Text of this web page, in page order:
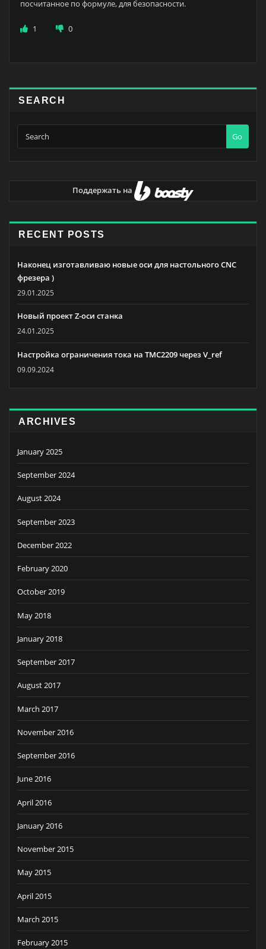
посчитанное по формуле, для безопасности.
1 0
SEARCH
Go
Поддержать на
RECENT POSTS
Наконец изготавливаю новые оси для настольного CNC
фрезера )
29.01.2025
Новый проект Z-оси станка
24.01.2025
Настройка ограничения тока на TMC2209 через V_ref
09.09.2024
ARCHIVES
January 2025
September 2024
August 2024
September 2023
December 2022
February 2020
October 2019
May 2018
January 2018
September 2017
August 2017
March 2017
November 2016
September 2016
June 2016
April 2016
January 2016
November 2015
May 2015
April 2015
March 2015
February 2015